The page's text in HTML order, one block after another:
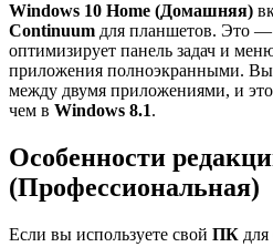
Windows 10 Home (Домашняя)
Continuum для планшетов. Это
оптимизирует панель задач и
приложения полноэкранными. Вы
между двумя приложениями, и
чем в Windows 8.1.
Особенности
(Профессиональная)
Если вы используете свой ПК для